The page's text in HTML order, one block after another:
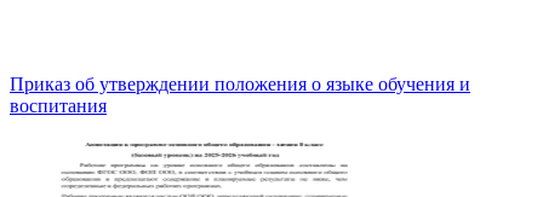
Приказ об утверждении положения о языке обучения и
воспитания